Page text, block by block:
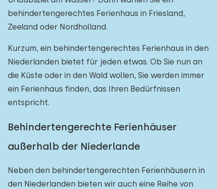
behindertengerechtes Ferienhaus in Friesland,
Zeeland oder Nordholland.
Kurzum, ein behindertengerechtes Ferienhaus in den
Niederlanden bietet für jeden etwas. Ob Sie nun an
die Küste oder in den Wald wollen, Sie werden immer
ein Ferienhaus finden, das Ihren Bedürfnissen
entspricht.
Behindertengerechte Ferienhäuser
außerhalb der Niederlande
Neben den behindertengerechten Ferienhäusern in
den Niederlanden bieten wir auch eine Reihe von